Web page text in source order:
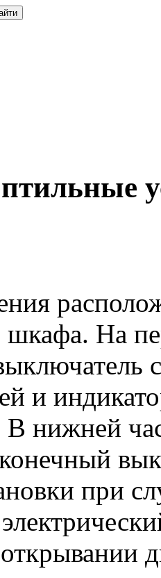
шкафа. На
и
нижней
при